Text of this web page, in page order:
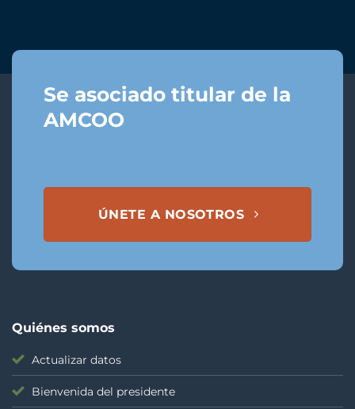
Se asociado titular de la
AMCOO
ÚNETE A NOSOTROS
Quiénes somos
Actualizar datos
Bienvenida del presidente